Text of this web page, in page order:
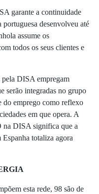
garante a continuidade
portuguesa desenvolveu até
assume os
todos os seus clientes e
pela DISA empregam
serão integradas no grupo
do emprego como reflexo
em que opera. A
na DISA significa que a
totaliza agora
esta rede, 98 são de